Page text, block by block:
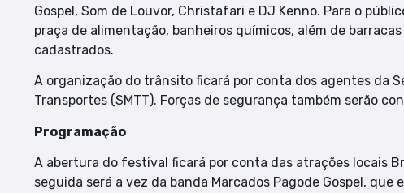
Gospel, Som de Louvor, Christafari e DJ Kenno. Para o
praça de alimentação, banheiros químicos, além de
cadastrados.
A organização do trânsito ficará por conta dos agentes da
Transportes (SMTT). Forças de segurança também serão
Programação
A abertura do festival ficará por conta das atrações locais
seguida será a vez da banda Marcados Pagode Gospel, que